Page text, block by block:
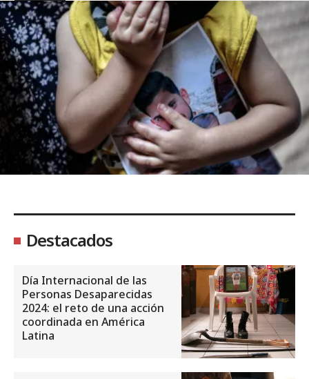
Destacados
Día Internacional de las
Personas Desaparecidas
2024: el reto de una acción
coordinada en América
Latina